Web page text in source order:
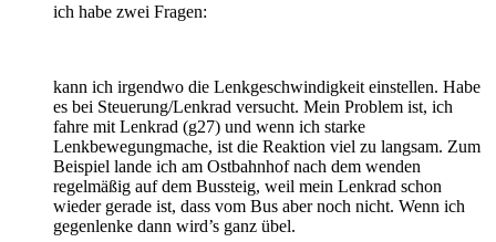
ich habe zwei Fragen:
kann ich irgendwo die Lenkgeschwindigkeit einstellen. Habe
es bei Steuerung/Lenkrad versucht. Mein Problem ist, ich
fahre mit Lenkrad (g27) und wenn ich starke
Lenkbewegungmache, ist die Reaktion viel zu langsam. Zum
Beispiel lande ich am Ostbahnhof nach dem wenden
regelmäßig auf dem Bussteig, weil mein Lenkrad schon
wieder gerade ist, dass vom Bus aber noch nicht. Wenn ich
gegenlenke dann wird’s ganz übel.